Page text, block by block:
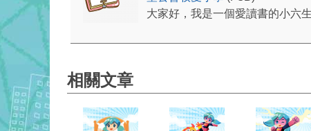
大家好，我是一個愛讀書的小六
相關文章